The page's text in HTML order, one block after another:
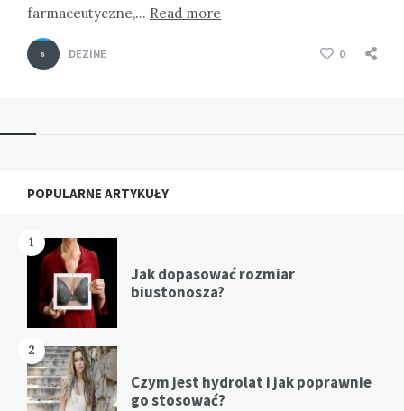
farmaceutyczne,… Read more
DEZINE 0
Widgets
POPULARNE ARTYKUŁY
1
Jak dopasować rozmiar
biustonosza?
2
Czym jest hydrolat i jak poprawnie
go stosować?